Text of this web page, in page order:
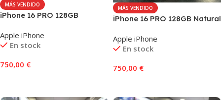
MÁS VENDIDO
iPhone 16 PRO 128GB
Apple iPhone
En stock
750,00 €
MÁS VENDIDO
iPhone 16 PRO 128GB Natural
Apple iPhone
En stock
750,00 €